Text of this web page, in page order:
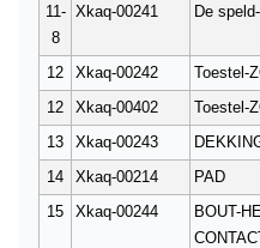
11-
8
Xkaq-00241 De
12 Xkaq-00242 Toestel-
12
Xkaq-00402 Toestel-
13
Xkaq-00243
14
Xkaq-00214 PAD
15
Xkaq-00244
BOUT-